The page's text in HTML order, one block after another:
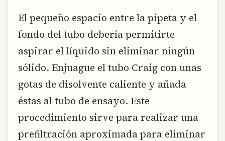
El pequeño espacio entre la pipeta y el
fondo del tubo debería permitirte
aspirar el líquido sin eliminar ningún
sólido. Enjuague el tubo Craig con unas
gotas de disolvente caliente y añada
éstas al tubo de ensayo. Este
procedimiento sirve para realizar una
prefiltración aproximada para eliminar